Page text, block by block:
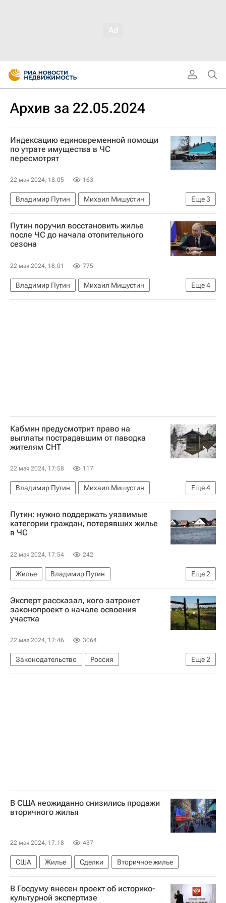
Архив за 22.05.2024
Индексацию единовременной помощи
по утрате имущества в ЧС
пересмотрят
22 мая 2024, 18:05 163
Еще3
Владимир Путин
Михаил Мишустин
Россия
Жилье Имущество
Путин поручил восстановить жилье
после ЧС до начала отопительного
сезона
22 мая 2024, 18:01 775
Еще4
Владимир Путин
Михаил Мишустин
Россия
Жилье ЖКХ Регионы
Кабмин предусмотрит право на
выплаты пострадавшим от паводка
жителям СНТ
22 мая 2024, 17:58 117
Еще4
Владимир Путин
Михаил Мишустин
Россия
Жилье
Загородная недвижимость
Регионы
Путин: нужно поддержать уязвимые
категории граждан, потерявших жилье
в ЧС
22 мая 2024, 17:54 242
Еще2
Жилье
Владимир Путин
Наводнения в России — 2024
Регионы
Эксперт рассказал, кого затронет
законопроект о начале освоения
участка
22 мая 2024, 17:46 3064
Еще2
Законодательство
Россия
Федеральная служба государственной регистрации, кадастра и картографии (Росреестр)
В США неожиданно снизились продажи
вторичного жилья
22 мая 2024, 17:18 437
США Жилье Сделки Вторичное жилье
В Госдуму внесен проект об историко-
культурной экспертизе